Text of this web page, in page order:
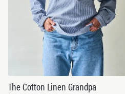
The Cotton Linen Grandpa